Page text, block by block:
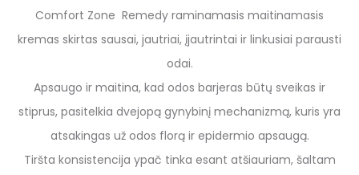
Comfort Zone Remedy raminamasis maitinamasis
kremas skirtas sausai, jautriai, įjautrintai ir linkusiai parausti
odai.
Apsaugo ir maitina, kad odos barjeras būtų sveikas ir
stiprus, pasitelkia dvejopą gynybinį mechanizmą, kuris yra
atsakingas už odos florą ir epidermio apsaugą.
Tiršta konsistencija ypač tinka esant atšiauriam, šaltam